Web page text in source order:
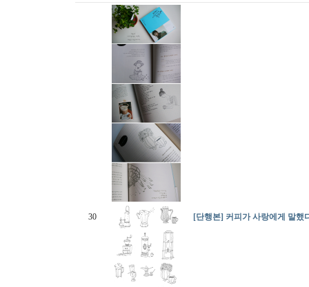
30 [단행본] 커피가 사랑에게 말했